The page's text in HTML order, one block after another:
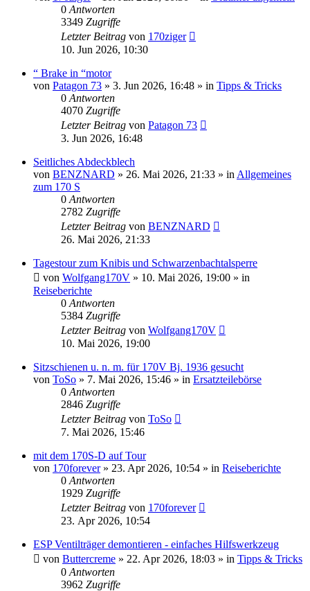
0 Antworten
3349 Zugriffe
Letzter Beitrag von 170ziger
10. Jun 2026, 10:30
“ Brake in “motor
von Patagon 73 » 3. Jun 2026, 16:48 » in Tipps & Tricks
0 Antworten
4070 Zugriffe
Letzter Beitrag von Patagon 73
3. Jun 2026, 16:48
Seitliches Abdeckblech
von BENZNARD » 26. Mai 2026, 21:33 » in Allgemeines
zum 170 S
0 Antworten
2782 Zugriffe
Letzter Beitrag von BENZNARD
26. Mai 2026, 21:33
Tagestour zum Knibis und Schwarzenbachtalsperre
von Wolfgang170V » 10. Mai 2026, 19:00 » in
Reiseberichte
0 Antworten
5384 Zugriffe
Letzter Beitrag von Wolfgang170V
10. Mai 2026, 19:00
Sitzschienen u. n. m. für 170V Bj. 1936 gesucht
von ToSo » 7. Mai 2026, 15:46 » in Ersatzteilebörse
0 Antworten
2846 Zugriffe
Letzter Beitrag von ToSo
7. Mai 2026, 15:46
mit dem 170S-D auf Tour
von 170forever» 23. Apr 2026, 10:54 » in Reiseberichte
0 Antworten
1929 Zugriffe
Letzter Beitrag von 170forever
23. Apr 2026, 10:54
ESP Ventilträger demontieren - einfaches Hilfswerkzeug
von Buttercreme » 22. Apr 2026, 18:03 » in Tipps & Tricks
0 Antworten
3962 Zugriffe